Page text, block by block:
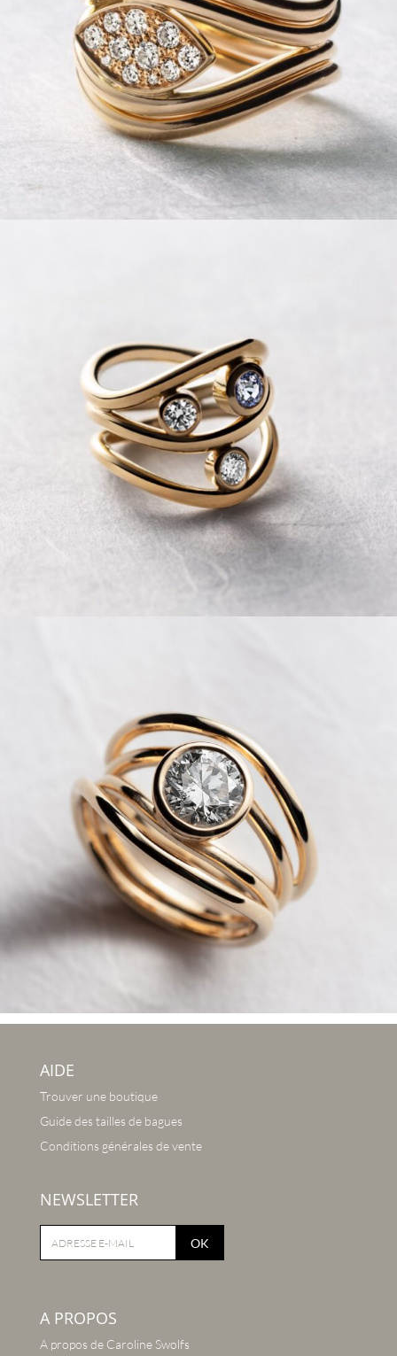
AIDE
Trouver une boutique
Guide des tailles de bagues
Conditions générales de vente
NEWSLETTER
OK
A PROPOS
A propos de Caroline Swolfs